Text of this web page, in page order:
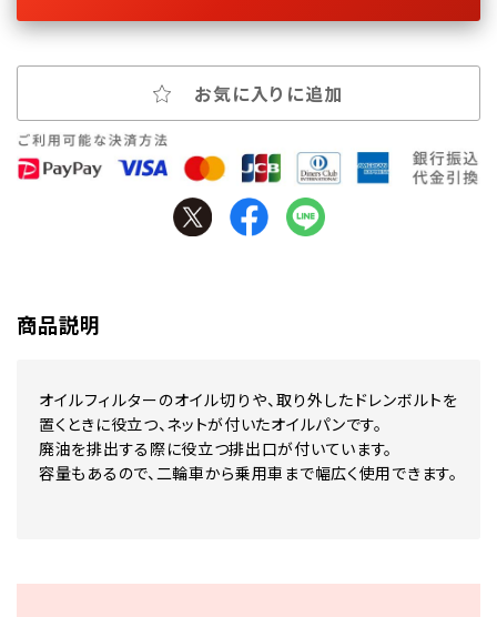
お気に入りに追加
商品説明
オイルフィルターのオイル切りや、取り外したドレンボルトを
置くときに役立つ、ネットが付いたオイルパンです。
廃油を排出する際に役立つ排出口が付いています。
容量もあるので、二輪車から乗用車まで幅広く使用できます。